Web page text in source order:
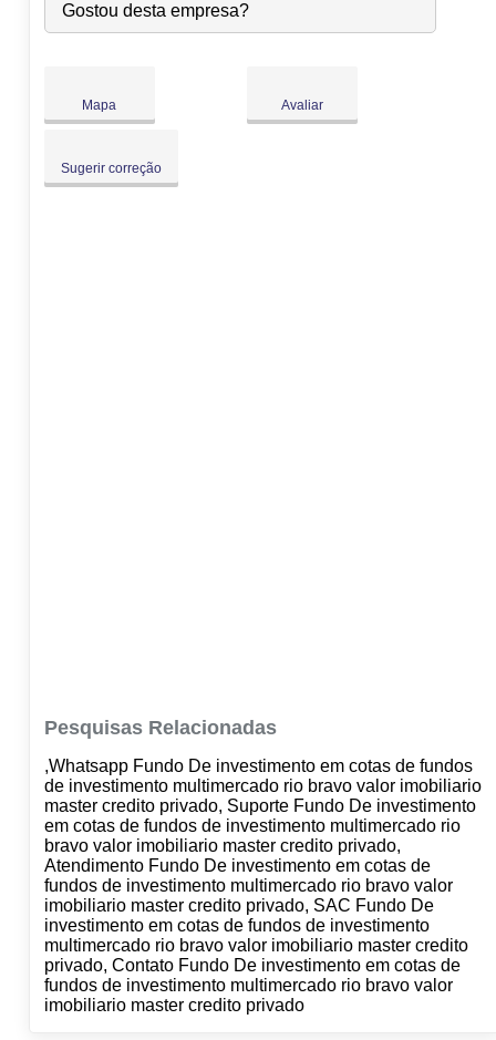
Qui:
09:00-18:00
●
Gostou desta empresa?
Mapa Avaliar
Sugerir correção
Pesquisas Relacionadas
,Whatsapp Fundo De investimento em cotas de fundos
de investimento multimercado rio bravo valor imobiliario
master credito privado, Suporte Fundo De investimento
em cotas de fundos de investimento multimercado rio
bravo valor imobiliario master credito privado,
Atendimento Fundo De investimento em cotas de
fundos de investimento multimercado rio bravo valor
imobiliario master credito privado, SAC Fundo De
investimento em cotas de fundos de investimento
multimercado rio bravo valor imobiliario master credito
privado, Contato Fundo De investimento em cotas de
fundos de investimento multimercado rio bravo valor
imobiliario master credito privado